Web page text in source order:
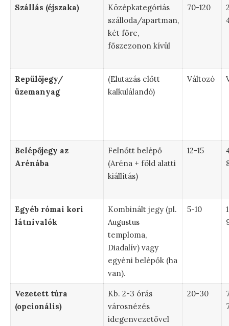
Szállás (éjszaka)
Középkategóriás
szálloda/apartman,
két főre,
főszezonon kívül
70-120
Repülőjegy/
üzemanyag
(Elutazás előtt
kalkulálandó)
Változó
Belépőjegy az
Arénába
Felnőtt belépő
(Aréna + föld alatti
kiállítás)
12-15
Egyéb római kori
látnivalók
Kombinált jegy (pl.
Augustus
temploma,
Diadalív) vagy
egyéni belépők (ha
van).
5-10
Vezetett túra
(opcionális)
Kb. 2-3 órás
városnézés
idegenvezetővel
20-30